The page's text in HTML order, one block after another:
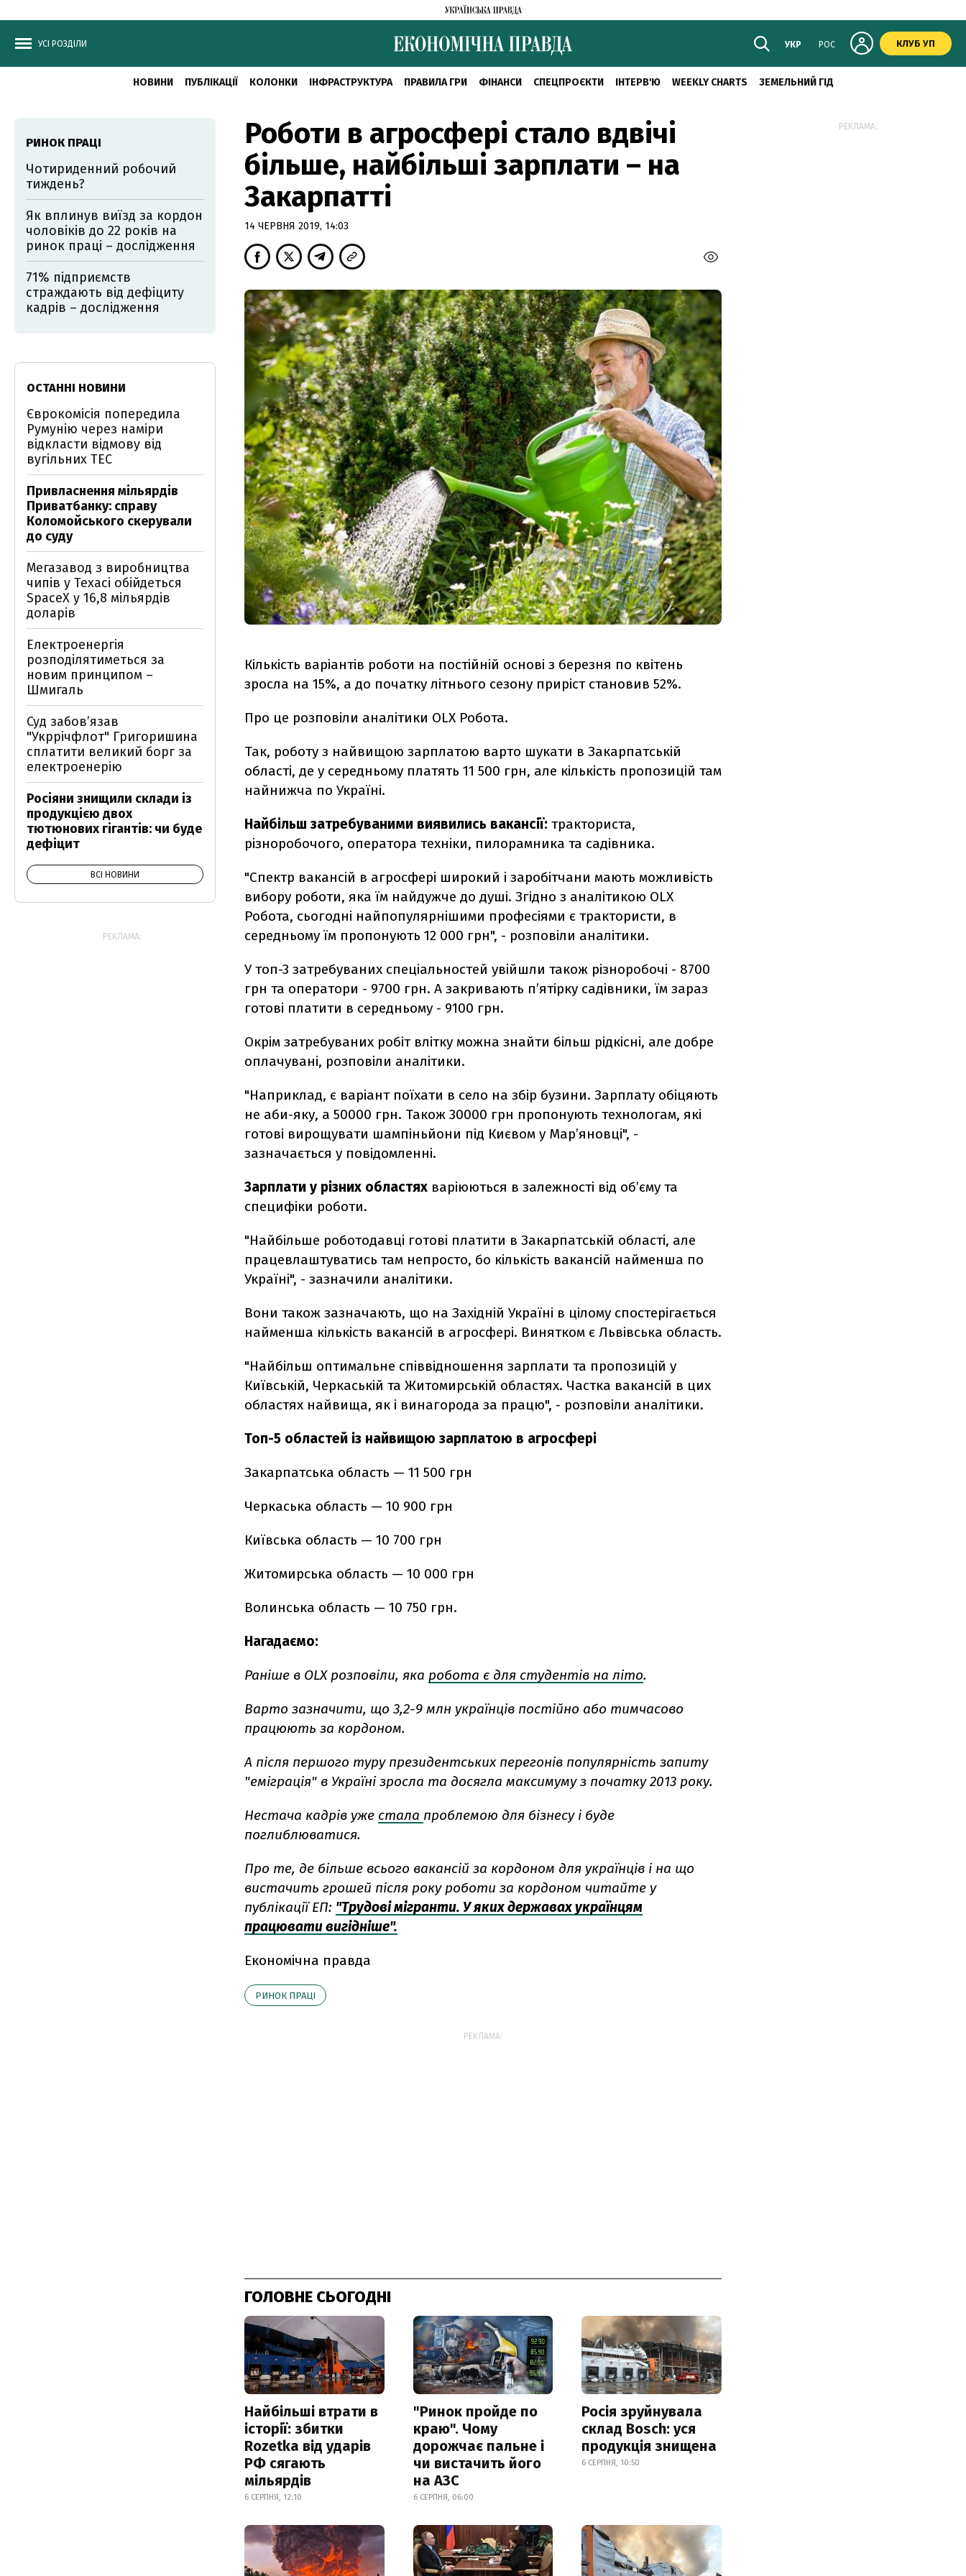
УСІ РОЗДІЛИ УКР РОС КЛУБ УП
НОВИНИ ПУБЛІКАЦІЇ КОЛОНКИ ІНФРАСТРУКТУРА ПРАВИЛА ГРИ ФІНАНСИ СПЕЦПРОЄКТИ ІНТЕРВ'Ю WEEKLY CHARTS ЗЕМЕЛЬНИЙ ГІД
Роботи в агросфері стало вдвічі
більше, найбільші зарплати – на
Закарпатті
14 ЧЕРВНЯ 2019, 14:03
Кількість варіантів роботи на постійній основі з березня по квітень
зросла на 15%, а до початку літнього сезону приріст становив 52%.
Про це розповіли аналітики OLX Робота.
Так, роботу з найвищою зарплатою варто шукати в Закарпатській
області, де у середньому платять 11 500 грн, але кількість пропозицій там
найнижча по Україні.
Найбільш затребуваними виявились вакансії: тракториста,
різноробочого, оператора техніки, пилорамника та садівника.
"Спектр вакансій в агросфері широкий і заробітчани мають можливість
вибору роботи, яка їм найдужче до душі. Згідно з аналітикою OLX
Робота, сьогодні найпопулярнішими професіями є трактористи, в
середньому їм пропонують 12 000 грн", - розповіли аналітики.
У топ-3 затребуваних спеціальностей увійшли також різноробочі - 8700
грн та оператори - 9700 грн. А закривають п’ятірку садівники, їм зараз
готові платити в середньому - 9100 грн.
Окрім затребуваних робіт влітку можна знайти більш рідкісні, але добре
оплачувані, розповіли аналітики.
"Наприклад, є варіант поїхати в село на збір бузини. Зарплату обіцяють
не аби-яку, а 50000 грн. Також 30000 грн пропонують технологам, які
готові вирощувати шампіньйони під Києвом у Мар’яновці", -
зазначається у повідомленні.
Зарплати у різних областях варіюються в залежності від об’єму та
специфіки роботи.
"Найбільше роботодавці готові платити в Закарпатській області, але
працевлаштуватись там непросто, бо кількість вакансій найменша по
Україні", - зазначили аналітики.
Вони також зазначають, що на Західній Україні в цілому спостерігається
найменша кількість вакансій в агросфері. Винятком є Львівська область.
"Найбільш оптимальне співвідношення зарплати та пропозицій у
Київській, Черкаській та Житомирській областях. Частка вакансій в цих
областях найвища, як і винагорода за працю", - розповіли аналітики.
Топ-5 областей із найвищою зарплатою в агросфері
Закарпатська область — 11 500 грн
Черкаська область — 10 900 грн
Київська область — 10 700 грн
Житомирська область — 10 000 грн
Волинська область — 10 750 грн.
Нагадаємо:
Раніше в OLX розповіли, яка робота є для студентів на літо.
Варто зазначити, що 3,2-9 млн українців постійно або тимчасово
працюють за кордоном.
А після першого туру президентських перегонів популярність запиту
"еміграція" в Україні зросла та досягла максимуму з початку 2013 року.
Нестача кадрів уже стала проблемою для бізнесу і буде
поглиблюватися.
Про те, де більше всього вакансій за кордоном для українців і на що
вистачить грошей після року роботи за кордоном читайте у
публікації ЕП: "Трудові мігранти. У яких державах українцям
працювати вигідніше".
Економічна правда
РИНОК ПРАЦІ
РЕКЛАМА:
ГОЛОВНЕ СЬОГОДНІ
Найбільші втрати в
історії: збитки
Rozetka від ударів
РФ сягають
мільярдів
6 СЕРПНЯ, 12:10
"Ринок пройде по
краю". Чому
дорожчає пальне і
чи вистачить його
на АЗС
6 СЕРПНЯ, 06:00
Росія зруйнувала
склад Bosch: уся
продукція знищена
6 СЕРПНЯ, 10:50
РИНОК ПРАЦІ
Чотириденний робочий
тиждень?
Як вплинув виїзд за кордон
чоловіків до 22 років на
ринок праці – дослідження
71% підприємств
страждають від дефіциту
кадрів – дослідження
ОСТАННІ НОВИНИ
Єврокомісія попередила
Румунію через наміри
відкласти відмову від
вугільних ТЕС
Привласнення мільярдів
Приватбанку: справу
Коломойського скерували
до суду
Мегазавод з виробництва
чипів у Техасі обійдеться
SpaceX у 16,8 мільярдів
доларів
Електроенергія
розподілятиметься за
новим принципом –
Шмигаль
Суд забов’язав
"Укррічфлот" Григоришина
сплатити великий борг за
електроенерію
Росіяни знищили склади із
продукцією двох
тютюнових гігантів: чи буде
дефіцит
ВСІ НОВИНИ
РЕКЛАМА:
РЕКЛАМА: